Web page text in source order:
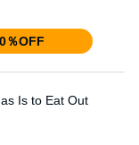
％OFF
Is to Eat Out